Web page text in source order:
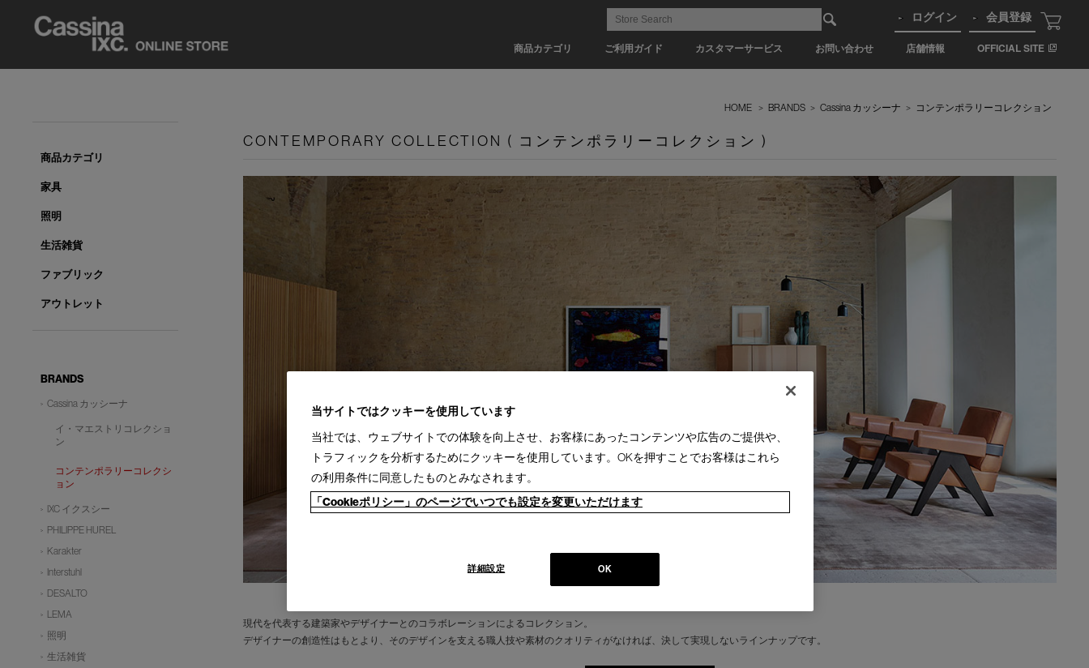
商品カテゴリ ご利用ガイド カスタマーサービス お問い合わせ 店舗情報 OFFICIAL SITE
ログイン 会員登録
HOME > BRANDS > Cassina カッシーナ > コンテンポラリーコレクション
CONTEMPORARY COLLECTION ( コンテンポラリーコレクション )
現代を代表する建築家やデザイナーとのコラボレーションによるコレクション。
デザイナーの創造性はもとより、そのデザインを支える職人技や素材のクオリティがなければ、決して実現しないラインナップです。
商品カテゴリ
家具
照明
生活雑貨
ファブリック
アウトレット
BRANDS
Cassina カッシーナ
イ・マエストリコレクショ
ン
コンテンポラリーコレクシ
ョン
IXC イクスシー
PHILIPPE HUREL
Karakter
Interstuhl
DESALTO
LEMA
照明
生活雑貨
当サイトではクッキーを使用しています
当社では、ウェブサイトでの体験を向上させ、お客様にあったコンテンツや広告のご提供や、
トラフィックを分析するためにクッキーを使用しています。OKを押すことでお客様はこれら
の利用条件に同意したものとみなされます。
「Cookieポリシー」のページでいつでも設定を変更いただけます
OK
詳細設定